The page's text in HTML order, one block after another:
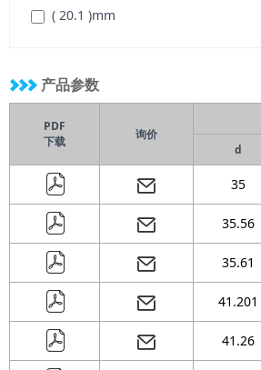
( 20.1 )mm
( 22.3 )mm
( 30.35 )
产品参数
PDF
下载
询价
d
35
35.56
35.61
41.201
41.26